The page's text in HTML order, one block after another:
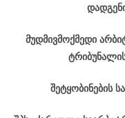
მუდმივმოქმედი
შეტყობინების